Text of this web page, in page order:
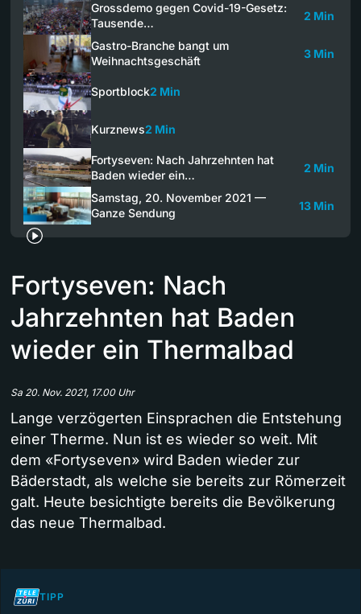
Grossdemo gegen Covid-19-Gesetz:
Tausende…
2 Min
Gastro-Branche bangt um
Weihnachtsgeschäft
3 Min
Sportblock2 Min
Kurznews2 Min
Fortyseven: Nach Jahrzehnten hat
Baden wieder ein…
2 Min
Samstag, 20. November 2021 —
Ganze Sendung
13 Min
Fortyseven: Nach
Jahrzehnten hat Baden
wieder ein Thermalbad
Sa 20. Nov. 2021, 17.00 Uhr
Lange verzögerten Einsprachen die Entstehung
einer Therme. Nun ist es wieder so weit. Mit
dem «Fortyseven» wird Baden wieder zur
Bäderstadt, als welche sie bereits zur Römerzeit
galt. Heute besichtigte bereits die Bevölkerung
das neue Thermalbad.
TIPP